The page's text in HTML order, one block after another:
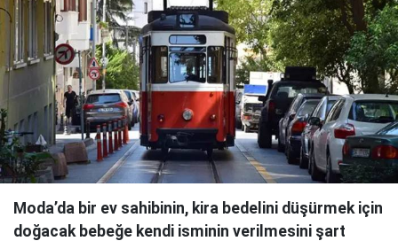
Moda’da bir ev sahibinin, kira bedelini düşürmek için
doğacak bebeğe kendi isminin verilmesini şart